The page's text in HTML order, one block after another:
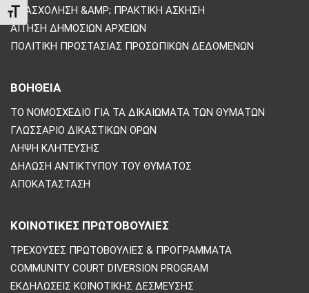
TOGGLE FONT SIZE
ΑΠΑΣΧΌΛΗΣΗ &AMP; ΠΡΑΚΤΙΚΉ ΆΣΚΗΣΗ
ΑΊΤΗΣΗ ΔΗΜΌΣΙΩΝ ΑΡΧΕΊΩΝ
ΠΟΛΙΤΙΚΗ ΠΡΟΣΤΑΣΙΑΣ ΠΡΟΣΩΠΙΚΩΝ ΔΕΔΟΜΕΝΩΝ
ΒΟΗΘΕΙΑ
ΤΟ ΝΟΜΟΣΧΈΔΙΟ ΓΙΑ ΤΑ ΔΙΚΑΙΏΜΑΤΑ ΤΩΝ ΘΥΜΆΤΩΝ
ΓΛΩΣΣΆΡΙΟ ΔΙΚΑΣΤΙΚΏΝ ΌΡΩΝ
ΛΉΨΗ ΚΛΉΤΕΥΣΗΣ
ΔΉΛΩΣΗ ΑΝΤΙΚΤΎΠΟΥ ΤΟΥ ΘΎΜΑΤΟΣ
ΑΠΟΚΑΤΆΣΤΑΣΗ
ΚΟΙΝΟΤΙΚΈΣ ΠΡΩΤΟΒΟΥΛΊΕΣ
ΤΡΈΧΟΥΣΕΣ ΠΡΩΤΟΒΟΥΛΊΕΣ & ΠΡΟΓΡΆΜΜΑΤΑ
COMMUNITY COURT DIVERSION PROGRAM
ΕΚΔΗΛΏΣΕΙΣ ΚΟΙΝΟΤΙΚΉΣ ΔΈΣΜΕΥΣΗΣ